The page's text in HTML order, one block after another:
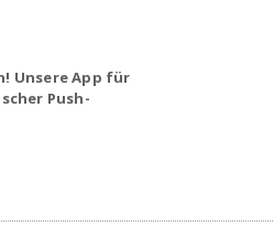
Unsere App für
Push-